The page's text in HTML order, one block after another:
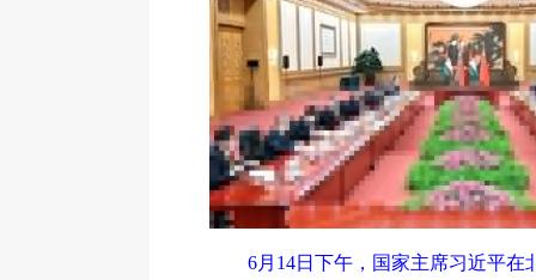
6月14日下午，国家主席习近平在